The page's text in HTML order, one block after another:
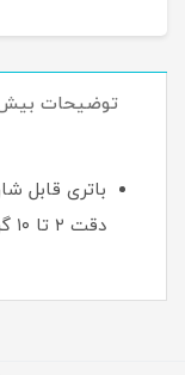
توضیحات
دقت ۲ تا ۱۰ گرم، بدون چاپگر